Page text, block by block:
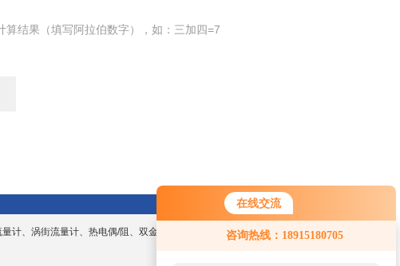
在线交流
咨询热线：18915180705
算结果（填写阿拉伯数字），如：三加四=7
计、涡街流量计、热电偶/阻、双金属温度计、数显